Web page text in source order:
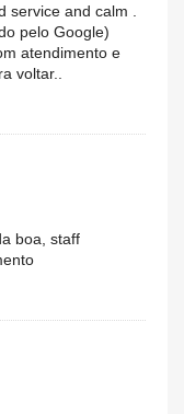
service and calm .
pelo Google)
atendimento e
voltar..
boa, staff